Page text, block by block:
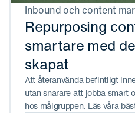
Inbound och content
Repurposing
smartare med
skapat
Att återanvända befintligt
utan snarare att jobba smart
hos målgruppen. Läs våra